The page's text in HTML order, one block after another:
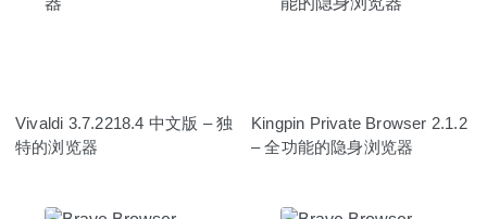
Vivaldi 3.7.2218.4 中文版 – 独
特的浏览器
Kingpin Private Browser 2.1.2
– 全功能的隐身浏览器